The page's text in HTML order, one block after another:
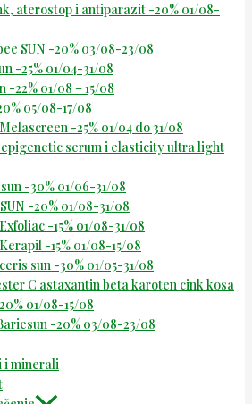
aterostop i antiparazit -20% 01/08-
SUN -20% 03/08-23/08
-25% 01/04-31/08
-22% 01/08 – 15/08
05/08-17/08
-25% 01/04 do 31/08
serum i elasticity ultra light
-30% 01/06-31/08
-20% 01/08-31/08
-15% 01/08-31/08
-15% 01/08-15/08
sun -30% 01/05-31/08
C astaxantin beta karoten cink kosa
01/08-15/08
-20% 03/08-23/08
i minerali